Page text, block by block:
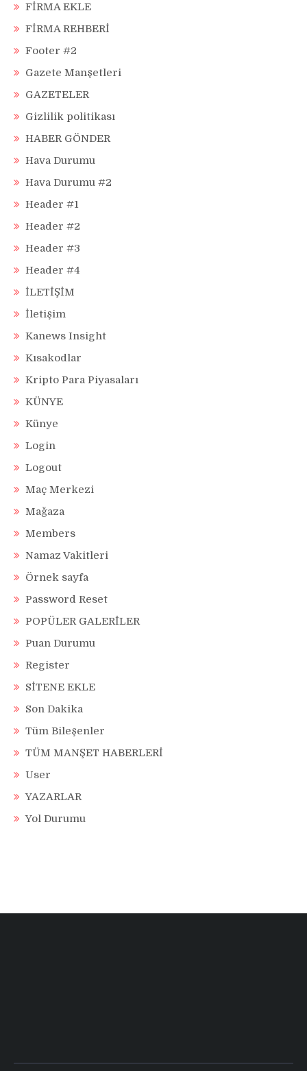
FİRMA EKLE
FİRMA REHBERİ
Footer #2
Gazete Manşetleri
GAZETELER
Gizlilik politikası
HABER GÖNDER
Hava Durumu
Hava Durumu #2
Header #1
Header #2
Header #3
Header #4
İLETİŞİM
İletişim
Kanews Insight
Kısakodlar
Kripto Para Piyasaları
KÜNYE
Künye
Login
Logout
Maç Merkezi
Mağaza
Members
Namaz Vakitleri
Örnek sayfa
Password Reset
POPÜLER GALERİLER
Puan Durumu
Register
SİTENE EKLE
Son Dakika
Tüm Bileşenler
TÜM MANŞET HABERLERİ
User
YAZARLAR
Yol Durumu